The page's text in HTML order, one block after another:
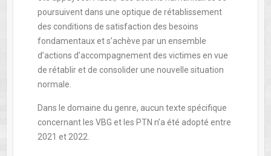
poursuivent dans une optique de rétablissement
des conditions de satisfaction des besoins
fondamentaux et s’achève par un ensemble
d’actions d’accompagnement des victimes en vue
de rétablir et de consolider une nouvelle situation
normale.
Dans le domaine du genre, aucun texte spécifique
concernant les VBG et les PTN n’a été adopté entre
2021 et 2022.